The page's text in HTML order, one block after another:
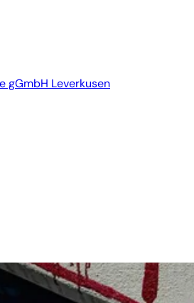
gGmbH Leverkusen